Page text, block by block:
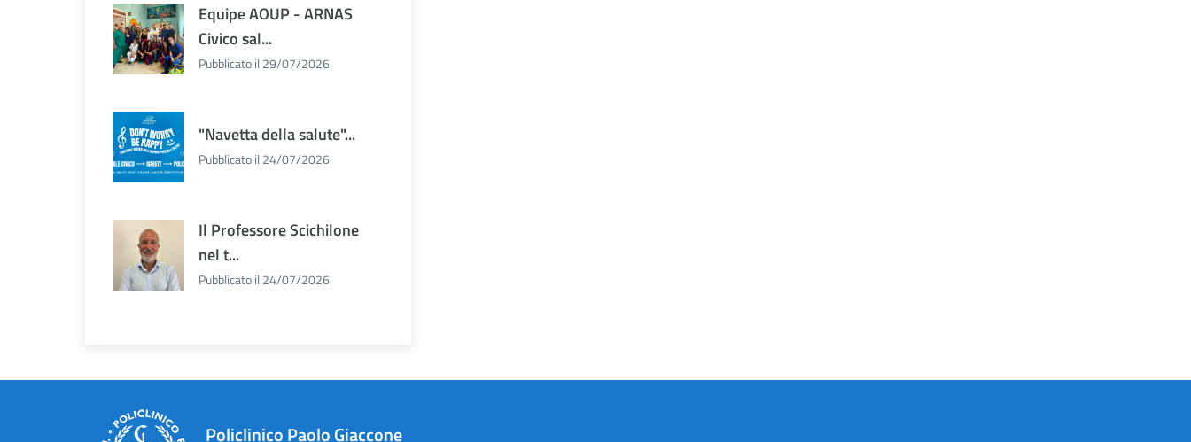
Equipe AOUP - ARNAS
Civico sal...
Pubblicato il 29/07/2026
"Navetta della salute"...
Pubblicato il 24/07/2026
Il Professore Scichilone
nel t...
Pubblicato il 24/07/2026
Policlinico Paolo Giaccone